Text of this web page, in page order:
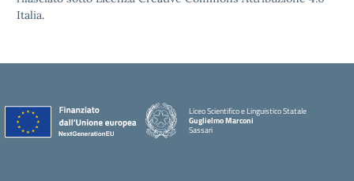
Italia.
Liceo Scientifico e Linguistico Statale
Guglielmo Marconi
Sassari